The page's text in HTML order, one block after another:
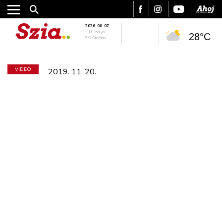
2026. 08. 07.
HU: Ibolya
SK: Štefánia
28°C
VIDEÓ 2019. 11. 20.